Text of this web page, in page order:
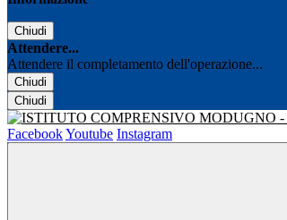
Chiudi
Attendere...
Attendere il completamento dell'operazione...
Chiudi
Chiudi
FacebookYoutube Instagram